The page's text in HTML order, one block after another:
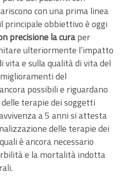
con una prima linea
principale obbiettivo è oggi
precisione la curaper
ulteriormente l’impatto
vita e sulla qualità di vita del
del
possibili e riguardano
terapie dei soggetti
a 5 anni si attesta
delle terapie dei
è ancora necessario
e la mortalità indotta